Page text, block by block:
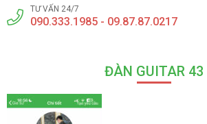
TƯ VẤN 24/7
090.333.1985 - 09.87.87.0217
ĐÀN GUITAR 43